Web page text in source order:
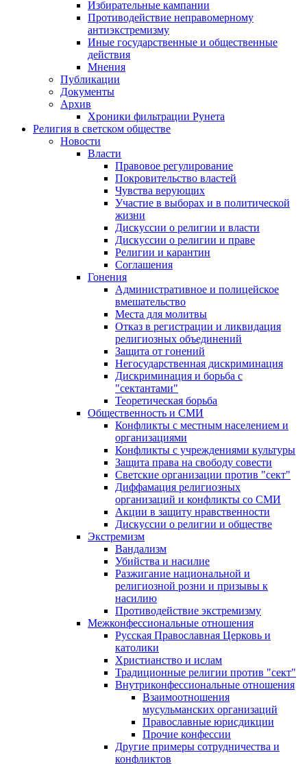
Избирательные кампании
Противодействие неправомерному
антиэкстремизму
Иные государственные и общественные
действия
Мнения
Публикации
Документы
Архив
Хроники фильтрации Рунета
Религия в светском обществе
Новости
Власти
Правовое регулирование
Покровительство властей
Чувства верующих
Участие в выборах и в политической
жизни
Дискуссии о религии и власти
Дискуссии о религии и праве
Религии и карантин
Соглашения
Гонения
Административное и полицейское
вмешательство
Места для молитвы
Отказ в регистрации и ликвидация
религиозных объединений
Защита от гонений
Негосударственная дискриминация
Дискриминация и борьба с
"сектантами"
Теоретическая борьба
Общественность и СМИ
Конфликты с местным населением и
организациями
Конфликты с учреждениями культуры
Защита права на свободу совести
Светские организации против "сект"
Диффамация религиозных
организаций и конфликты со СМИ
Акции в защиту нравственности
Дискуссии о религии и обществе
Экстремизм
Вандализм
Убийства и насилие
Разжигание национальной и
религиозной розни и призывы к
насилию
Противодействие экстремизму
Межконфессиональные отношения
Русская Православная Церковь и
католики
Христианство и ислам
Традиционные религии против "сект"
Внутриконфессиональные отношения
Взаимоотношения
мусульманских организаций
Православные юрисдикции
Прочие конфессии
Другие примеры сотрудничества и
конфликтов